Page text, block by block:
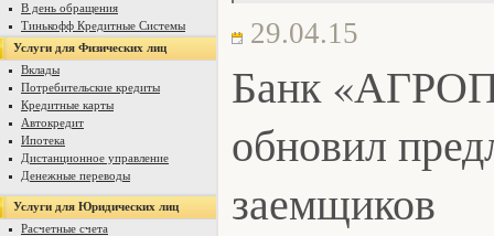
В день обращения
Тинькофф Кредитные Системы
Услуги для Физических лиц
Вклады
Потребительские кредиты
Кредитные карты
Автокредит
Ипотека
Дистанционное управление
Денежные переводы
Услуги для Юридических лиц
Расчетные счета
29.04.15
Банк
обновил
заемщиков